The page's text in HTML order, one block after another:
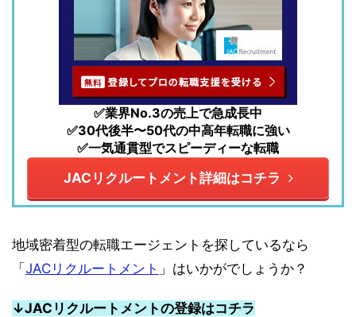
✅業界No.3の売上で急成長中
✅30代後半〜50代の中高年転職に強い
✅一気通貫型でスピーディーな転職
JACリクルートメント詳細はコチラ
地域密着型の転職エージェントを探しているなら
「JACリクルートメント 」はいかがでしょうか？
↓JACリクルートメントの登録はコチラ